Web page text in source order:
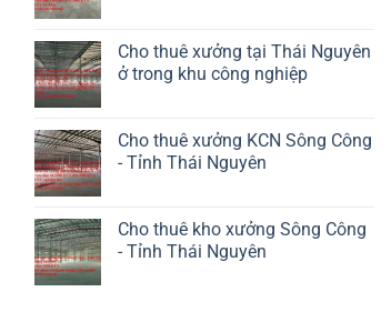
Cho thuê xưởng tại Thái Nguyên
ở trong khu công nghiệp
Cho thuê xưởng KCN Sông Công
- Tỉnh Thái Nguyên
Cho thuê kho xưởng Sông Công
- Tỉnh Thái Nguyên